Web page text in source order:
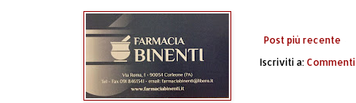
Post più recente
Iscriviti a: